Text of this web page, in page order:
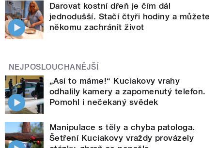
Darovat kostní dřeň je čím dál
jednodušší. Stačí čtyři hodiny a můžete
někomu zachránit život
NEJPOSLOUCHANĚJŠÍ
„Asi to máme!“ Kuciakovy vrahy
odhalily kamery a zapomenutý telefon.
Pomohl i nečekaný svědek
Manipulace s těly a chyba patologa.
Šetření Kuciakovy vraždy provázely